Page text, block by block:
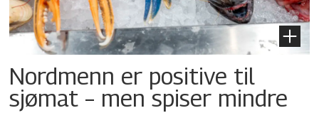
Nordmenn er positive til
sjømat – men spiser mindre